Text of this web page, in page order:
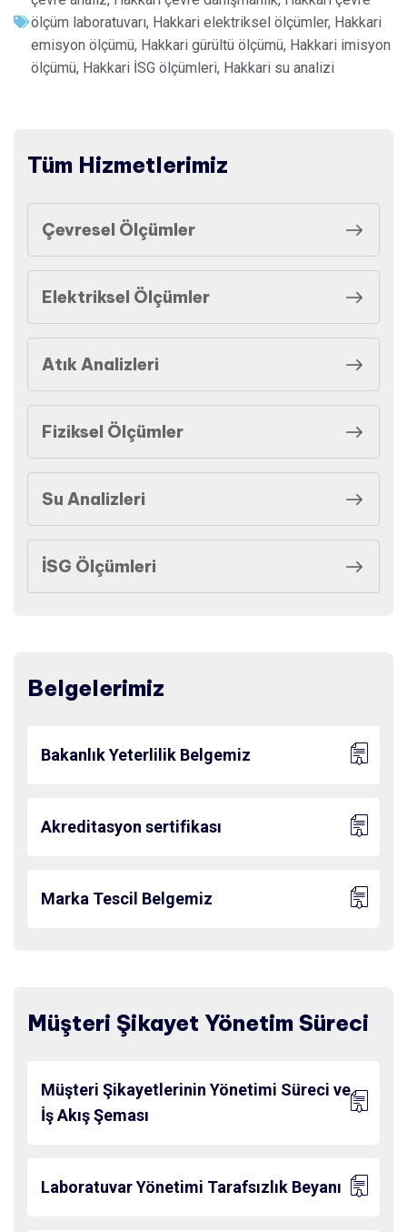
ölçüm laboratuvarı, Hakkari elektriksel ölçümler, Hakkari
emisyon ölçümü, Hakkari gürültü ölçümü, Hakkari imisyon
ölçümü, Hakkari İSG ölçümleri, Hakkari su analizi
Tüm Hizmetlerimiz
Çevresel Ölçümler
Elektriksel Ölçümler
Atık Analizleri
Fiziksel Ölçümler
Su Analizleri
İSG Ölçümleri
Belgelerimiz
Bakanlık Yeterlilik Belgemiz
Akreditasyon sertifikası
Marka Tescil Belgemiz
Müşteri Şikayet Yönetim Süreci
Müşteri Şikayetlerinin Yönetimi Süreci ve
İş Akış Şeması
Laboratuvar Yönetimi Tarafsızlık Beyanı